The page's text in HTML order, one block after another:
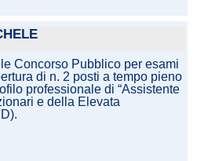
Concorso Pubblico per esami
di n. 2 posti a tempo pieno
professionale di “Assistente
e della Elevata